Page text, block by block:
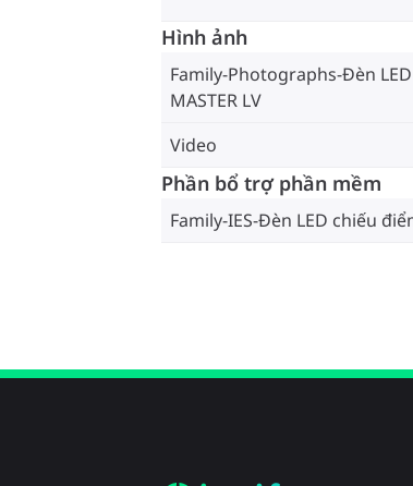
Hình ảnh
Family-Photographs-Đèn
MASTER LV
Video
Phần bổ trợ phần mềm
Family-IES-Đèn LED chiếu